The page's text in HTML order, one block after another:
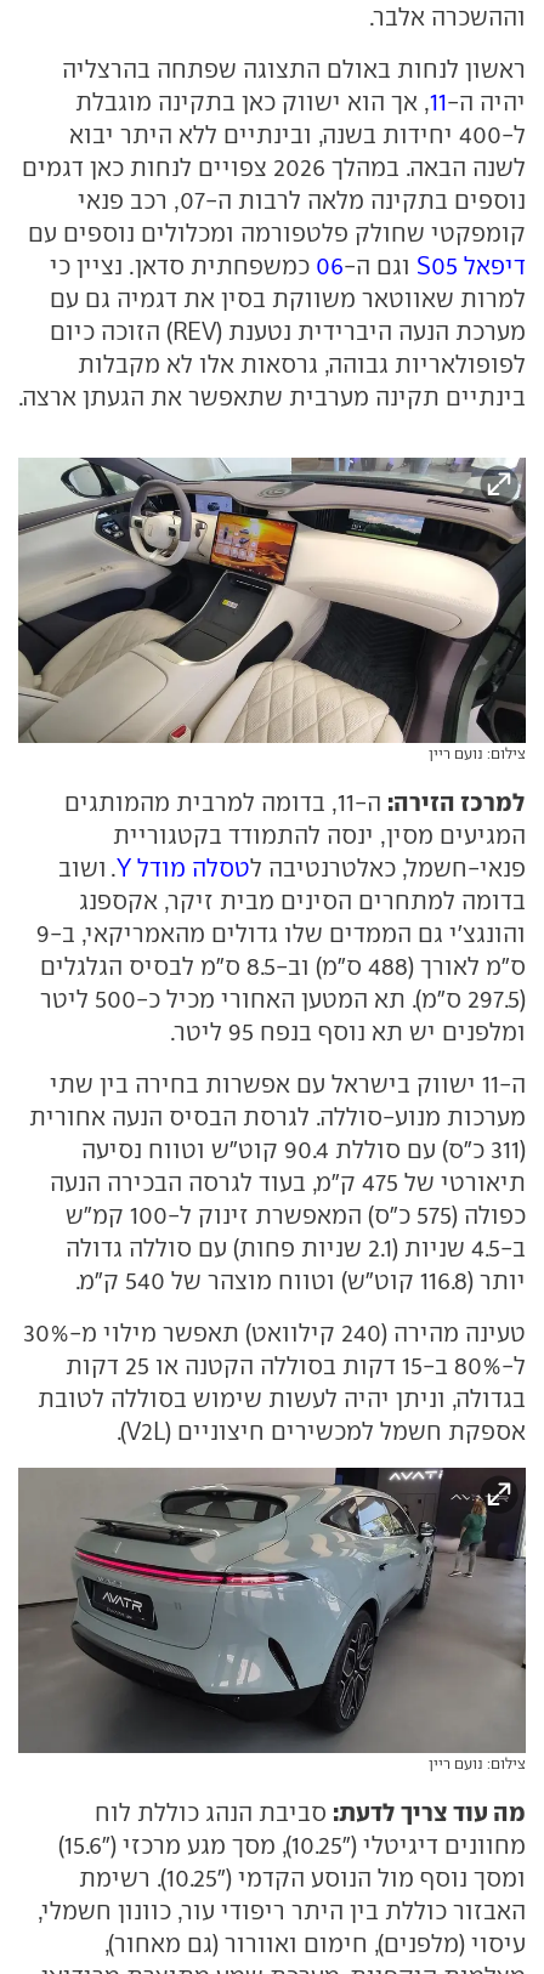
וההשכרה אלבר.
ראשון לנחות באולם התצוגה שפתחה בהרצליה
יהיה ה-11, אך הוא ישווק כאן בתקינה מוגבלת
ל-400 יחידות בשנה, ובינתיים ללא היתר יבוא
לשנה הבאה. במהלך 2026 צפויים לנחות כאן דגמים
נוספים בתקינה מלאה לרבות ה-07, רכב פנאי
קומפקטי שחולק פלטפורמה ומכלולים נוספים עם
דיפאל S05
וגם ה-06 כמשפחתית סדאן. נציין כי
למרות שאווטאר משווקת בסין את דגמיה גם עם
מערכת הנעה היברידית נטענת (REV) הזוכה כיום
לפופולאריות גבוהה, גרסאות אלו לא מקבלות
בינתיים תקינה מערבית שתאפשר את הגעתן ארצה.
צילום: נועם ריין
למרכז הזירה:
ה-11, בדומה למרבית מהמותגים
המגיעים מסין, ינסה להתמודד בקטגוריית
פנאי-חשמל, כאלטרנטיבה לטסלה מודל Y
. ושוב
בדומה למתחרים הסינים מבית זיקר, אקספנג
והונגצ'י גם הממדים שלו גדולים מהאמריקאי, ב-9
ס"מ לאורך (488 ס"מ) וב-8.5 ס"מ לבסיס הגלגלים
(297.5 ס"מ). תא המטען האחורי מכיל כ-500 ליטר
ומלפנים יש תא נוסף בנפח 95 ליטר.
ה-11 ישווק בישראל עם אפשרות בחירה בין שתי
מערכות מנוע-סוללה. לגרסת הבסיס הנעה אחורית
(311 כ"ס) עם סוללת 90.4 קוט"ש וטווח נסיעה
תיאורטי של 475 ק"מ, בעוד לגרסה הבכירה הנעה
כפולה (575 כ"ס) המאפשרת זינוק ל-100 קמ"ש
ב-4.5 שניות (2.1 שניות פחות) עם סוללה גדולה
יותר (116.8 קוט"ש) וטווח מוצהר של 540 ק"מ.
טעינה מהירה (240 קילוואט) תאפשר מילוי מ-30%
ל-80% ב-15 דקות בסוללה הקטנה או 25 דקות
בגדולה, וניתן יהיה לעשות שימוש בסוללה לטובת
אספקת חשמל למכשירים חיצוניים (V2L).
צילום: נועם ריין
מה עוד צריך לדעת: סביבת הנהג כוללת לוח
מחוונים דיגיטלי ("10.25), מסך מגע מרכזי ("15.6)
ומסך נוסף מול הנוסע הקדמי ("10.25). רשימת
האבזור כוללת בין היתר ריפודי עור, כוונון חשמלי,
עיסוי (מלפנים), חימום ואוורור (גם מאחור),